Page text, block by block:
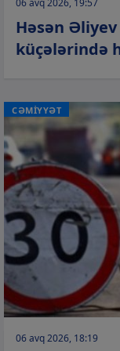
06 avq 2026, 19:57
Həsən
küçələrində
CƏMİYYƏT
06 avq 2026, 18:19